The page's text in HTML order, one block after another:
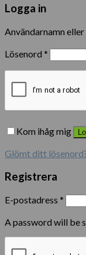
Logga in
Användarnamn
Lösenord *
Kom ihåg mig
Glömt ditt
Registrera
E-postadress *
A password will be